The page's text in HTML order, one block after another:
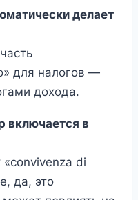
делает
для налогов —
дохода.
включается в
di
да, это